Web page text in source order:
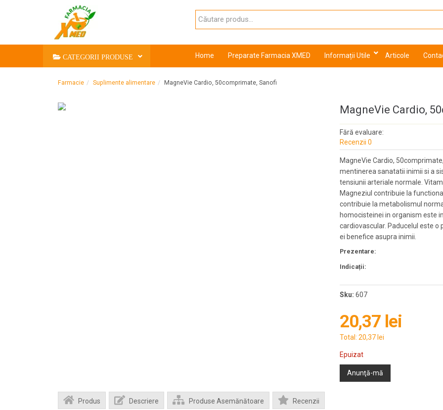
CATEGORII PRODUSE Home Preparate Farmacia XMED Informații Utile Articole
Farmacie Suplimente alimentare MagneVie Cardio, 50comprimate, Sanofi
MagneVie Cardio,
Fără evaluare:
Recenzii 0
MagneVie Cardio,
mentinerea sanatatii inimii si a
tensiunii arteriale normale.
Magneziul contribuie la
contribuie la metabolismul
homocisteinei in organism este
cardiovascular. Paducelul este
ei benefice asupra inimii.
Prezentare:
Indicații:
Sku: 607
20,37 lei
Total: 20,37 lei
Epuizat
Anunţă-mă
Produs Descriere Produse Asemănătoare
Recenzii